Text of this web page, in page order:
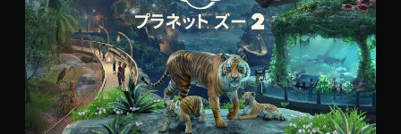
ク
ス
エ
デ
ィ
シ
ョ